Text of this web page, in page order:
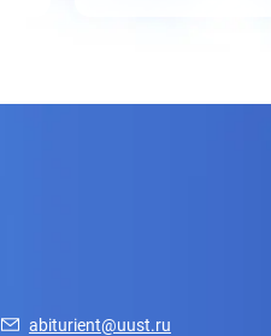
abiturient@uust.ru